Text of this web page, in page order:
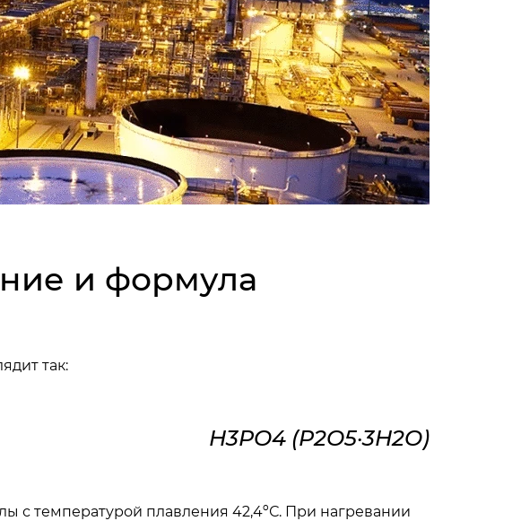
и формула
так:
H3PO4 (P2O5·3H2O)
с температурой плавления 42,4ºС. При нагревании